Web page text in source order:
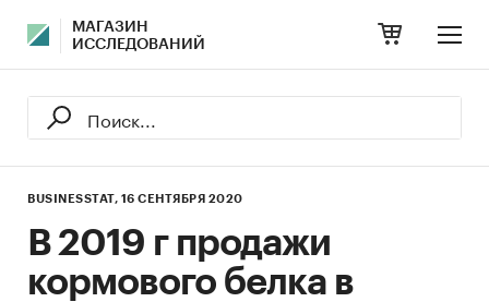
МАГАЗИН
ИССЛЕДОВАНИЙ
BUSINESSTAT, 16 СЕНТЯБРЯ 2020
В 2019 г продажи
кормового белка в